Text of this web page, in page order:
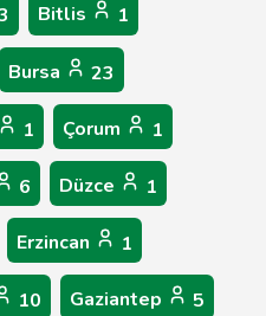
Bitlis 1
Bursa 23
1 Çorum 1
6 Düzce 1
Erzincan 1
10 Gaziantep 5